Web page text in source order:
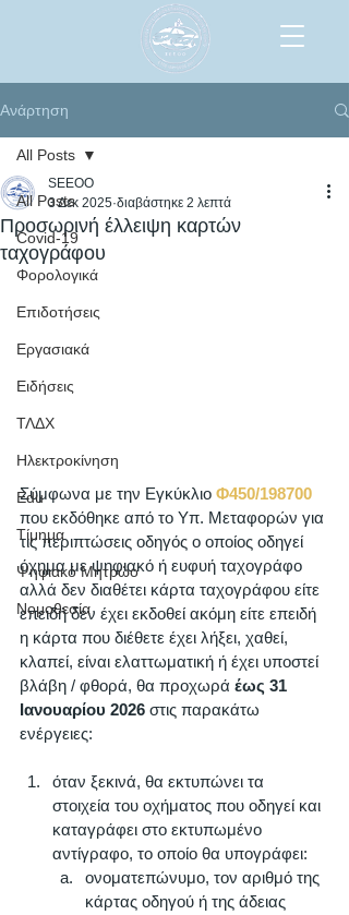
Ανάρτηση
All Posts
Covid-19
Φορολογικά
Επιδοτήσεις
Εργασιακά
Ειδήσεις
ΤΛΔΧ
Ηλεκτροκίνηση
Edu
Τίμημα
Ψηφιακό Μητρώο
Νομοθεσία
All Posts
Προσωρινή έλλειψη καρτών
ταχογράφου
SEEOO
3 Δεκ 2025 διαβάστηκε 2 λεπτά
Σύμφωνα με την Εγκύκλιο Φ450/198700
που εκδόθηκε από το Υπ. Μεταφορών για
τις περιπτώσεις οδηγός ο οποίος οδηγεί
όχημα με ψηφιακό ή ευφυή ταχογράφο
αλλά δεν διαθέτει κάρτα ταχογράφου είτε
επειδή δεν έχει εκδοθεί ακόμη είτε επειδή
η κάρτα που διέθετε έχει λήξει, χαθεί,
κλαπεί, είναι ελαττωματική ή έχει υποστεί
βλάβη / φθορά, θα προχωρά έως 31
Ιανουαρίου 2026 στις παρακάτω
ενέργειες:
όταν ξεκινά, θα εκτυπώνει τα
στοιχεία του οχήματος που οδηγεί και
καταγράφει στο εκτυπωμένο
αντίγραφο, το οποίο θα υπογράφει:
ονοματεπώνυμο, τον αριθμό της
κάρτας οδηγού ή της άδειας